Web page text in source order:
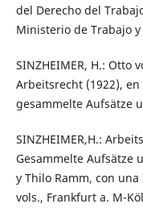
del Derecho del
Ministerio de Trabajo
SINZHEIMER, H.: Otto
Arbeitsrecht (1922),
gesammelte Aufsätze
SINZHEIMER,H.:
Gesammelte Aufsätze
y Thilo Ramm, con
vols., Frankfurt a. M-